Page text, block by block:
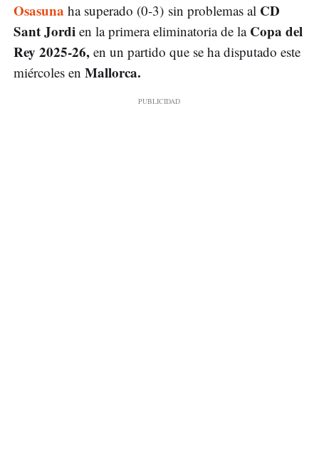
Osasuna ha superado (0-3) sin problemas al CD
Sant Jordi en la primera eliminatoria de la Copa del
Rey 2025-26, en un partido que se ha disputado este
miércoles en Mallorca.